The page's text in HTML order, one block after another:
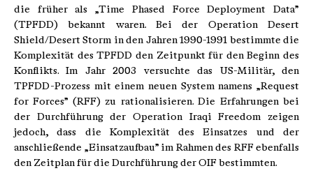
die früher als „Time Phased Force Deployment Data”
(TPFDD) bekannt waren. Bei der Operation Desert
Shield/Desert Storm in den Jahren 1990-1991 bestimmte die
Komplexität des TPFDD den Zeitpunkt für den Beginn des
Konflikts. Im Jahr 2003 versuchte das US-Militär, den
TPFDD-Prozess mit einem neuen System namens „Request
for Forces” (RFF) zu rationalisieren. Die Erfahrungen bei
der Durchführung der Operation Iraqi Freedom zeigen
jedoch, dass die Komplexität des Einsatzes und der
anschließende „Einsatzaufbau” im Rahmen des RFF ebenfalls
den Zeitplan für die Durchführung der OIF bestimmten.